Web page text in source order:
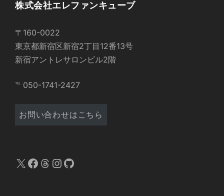
株式会社エレファンキューブ
〒160-0022
東京都新宿区新宿2丁目12番13号
新宿アントレサロンビル2階
℡ 050-1741-2427
お問い合わせはこちら
X Facebook Threads InstagramGitHub